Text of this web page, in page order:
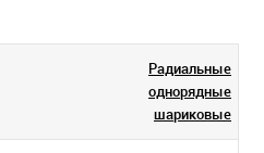
Радиальные
однорядные
шариковые